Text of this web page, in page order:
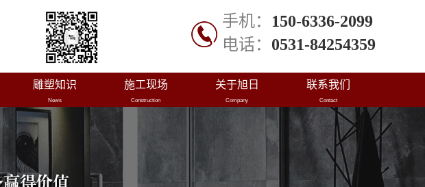
手机： 150-6336-2099
电话： 0531-84254359
雕塑知识
News
施工现场
Construction
关于旭日
Company
联系我们
Contact